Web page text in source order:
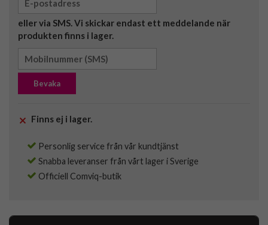
eller via SMS. Vi skickar endast ett meddelande när
produkten finns i lager.
Bevaka
Finns ej i lager.
Personlig service från vår kundtjänst
Snabba leveranser från vårt lager i Sverige
Officiell Comviq-butik